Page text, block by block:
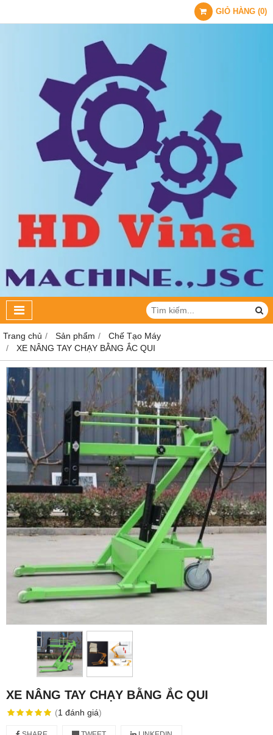
GIỎ HÀNG (0)
Trang chủ Sản phẩm
Chế Tạo Máy
XE NÂNG TAY CHẠY BẰNG ẮC QUI
XE NÂNG TAY CHẠY BẰNG ẮC QUI
(1 đánh giá)